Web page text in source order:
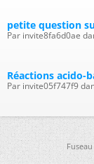
petite question
Par invite8fa6d0ae
Réactions acido-
Par invite05f747f9